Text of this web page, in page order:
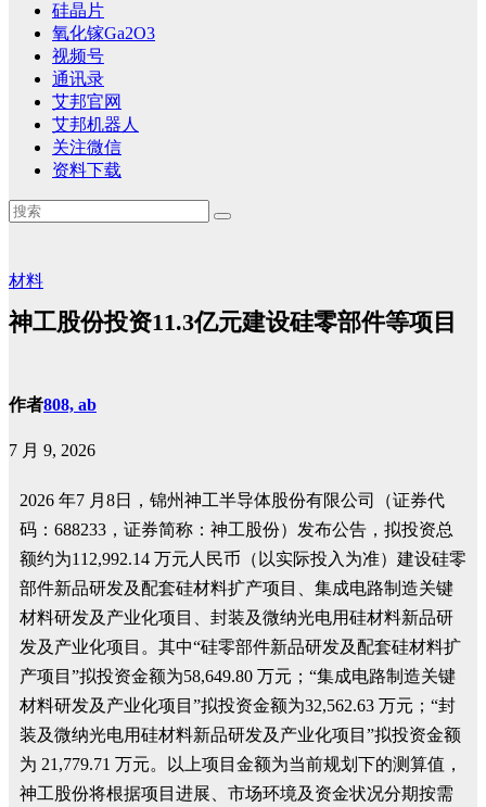
硅晶片
氧化镓Ga2O3
视频号
通讯录
艾邦官网
艾邦机器人
关注微信
资料下载
材料
神工股份投资11.3亿元建设硅零部件等项目
作者808, ab
7 月 9, 2026
2026 年7 月8日，锦州神工半导体股份有限公司（证券代
码：688233，证券简称：神工股份）发布公告，拟投资总
额约为112,992.14 万元人民币（以实际投入为准）建设硅零
部件新品研发及配套硅材料扩产项目、集成电路制造关键
材料研发及产业化项目、封装及微纳光电用硅材料新品研
发及产业化项目。其中“硅零部件新品研发及配套硅材料扩
产项目”拟投资金额为58,649.80 万元；“集成电路制造关键
材料研发及产业化项目”拟投资金额为32,562.63 万元；“封
装及微纳光电用硅材料新品研发及产业化项目”拟投资金额
为 21,779.71 万元。以上项目金额为当前规划下的测算值，
神工股份将根据项目进展、市场环境及资金状况分期按需